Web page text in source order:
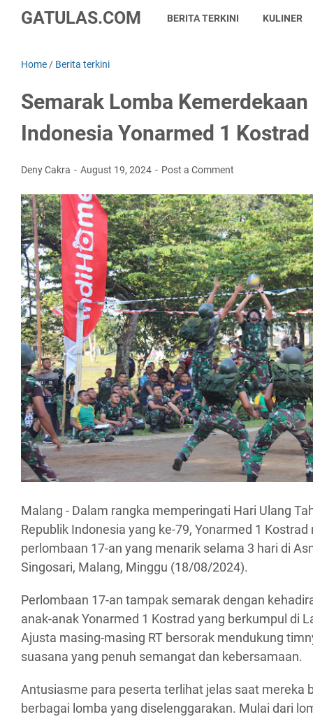
GATULAS.COM BERITA TERKINI KULINER
Home / Berita terkini
Semarak Lomba
Indonesia Yonarmed 1 Kostrad
Deny Cakra August 19, 2024 Post a Comment
Malang - Dalam rangka memperingati Hari Ulang
Republik Indonesia yang ke-79, Yonarmed 1
perlombaan 17-an yang menarik selama 3 hari di
Singosari, Malang, Minggu (18/08/2024).
Perlombaan 17-an tampak semarak dengan
anak-anak Yonarmed 1 Kostrad yang berkumpul di
Ajusta masing-masing RT bersorak mendukung
suasana yang penuh semangat dan kebersamaan.
Antusiasme para peserta terlihat jelas saat mereka
berbagai lomba yang diselenggarakan. Mulai dari